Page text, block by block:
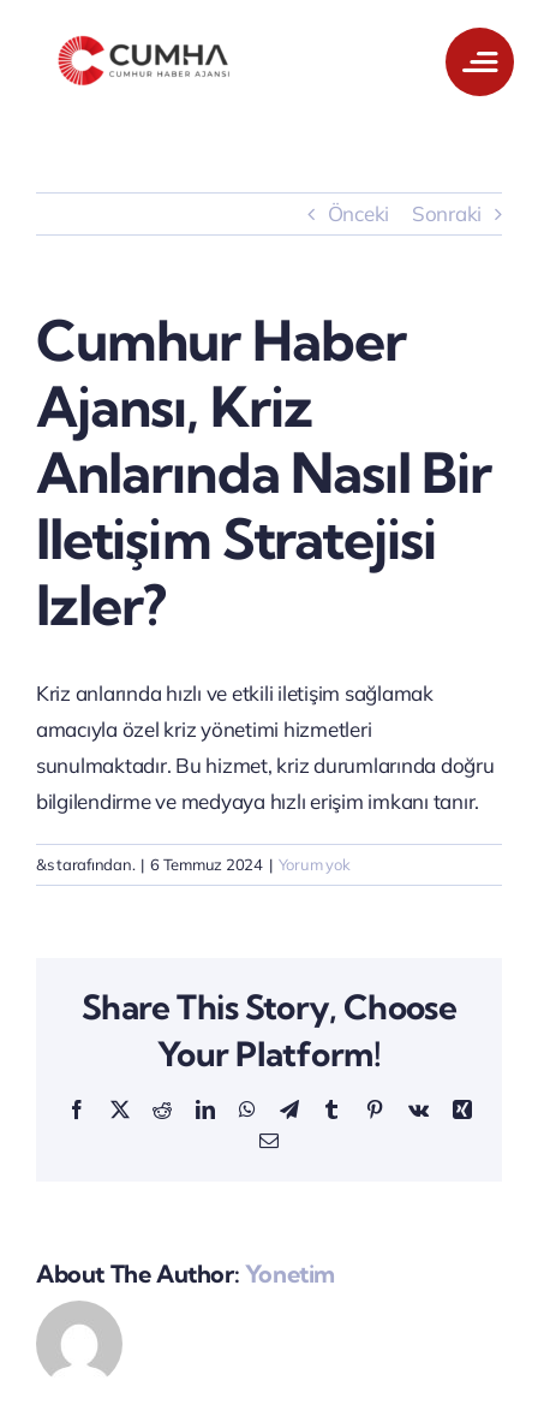
content
Önceki Sonraki
Cumhur Haber
Ajansı, Kriz
Anlarında Nasıl Bir
Iletişim Stratejisi
Izler?
Kriz anlarında hızlı ve etkili iletişim sağlamak
amacıyla özel kriz yönetimi hizmetleri
sunulmaktadır. Bu hizmet, kriz durumlarında doğru
bilgilendirme ve medyaya hızlı erişim imkanı tanır.
&s tarafından. | 6 Temmuz 2024 | Yorum yok
Share This Story, Choose
Your Platform!
Facebook
X RedditLinkedInWhatsApp
TelegramTumblrPinterestVk
Xing
E-
About The Author: Yonetim